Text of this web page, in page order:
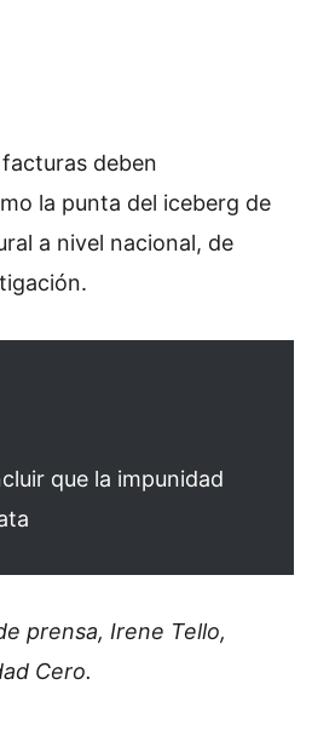
deben
la punta del iceberg de
a nivel nacional, de
que la impunidad
prensa, Irene Tello,
Cero.